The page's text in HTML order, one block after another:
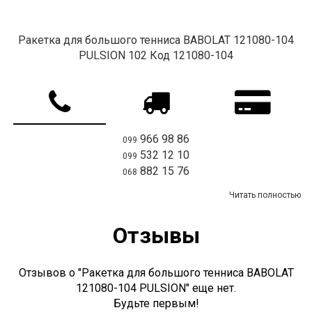
Ракетка для большого тенниса BABOLAT 121080-104
PULSION 102 Код 121080-104
099 966 98 86
099 532 12 10
068 882 15 76
Читать полностью
Отзывы
Отзывов о "Ракетка для большого тенниса BABOLAT
121080-104 PULSION" еще нет.
Будьте первым!